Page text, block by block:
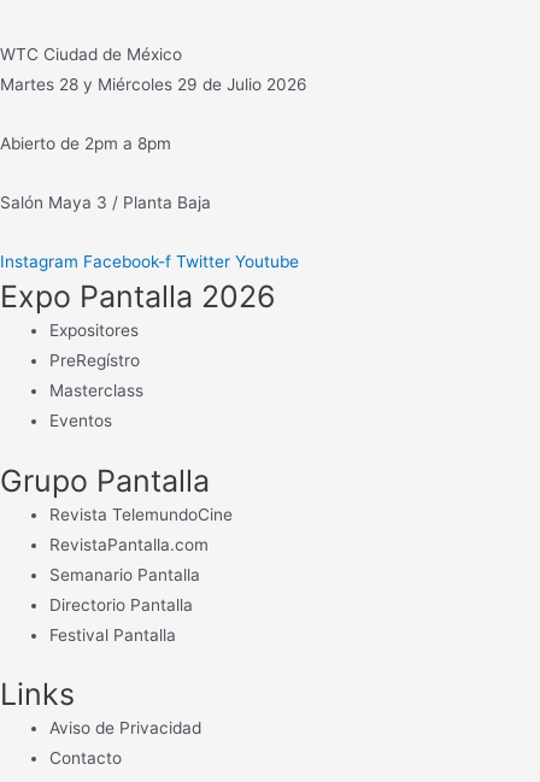
WTC Ciudad de México
Martes 28 y Miércoles 29 de Julio 2026
Abierto de 2pm a 8pm
Salón Maya 3 / Planta Baja
Instagram Facebook-f Twitter Youtube
Expo Pantalla 2026
Expositores
PreRegístro
Masterclass
Eventos
Grupo Pantalla
Revista TelemundoCine
RevistaPantalla.com
Semanario Pantalla
Directorio Pantalla
Festival Pantalla
Links
Aviso de Privacidad
Contacto